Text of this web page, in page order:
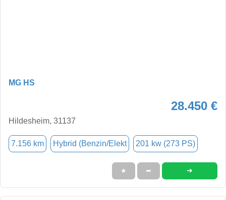
MG HS
28.450 €
Hildesheim, 31137
7.156 km Hybrid (Benzin/Elekt 201 kw (273 PS)
★ ➦ ➜